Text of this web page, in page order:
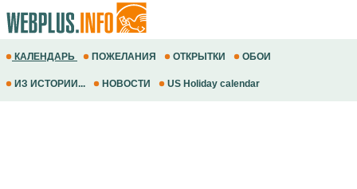
КАЛЕНДАРЬ ПОЖЕЛАНИЯ ОТКРЫТКИ ОБОИ
ИЗ ИСТОРИИ... НОВОСТИ US Holiday calendar